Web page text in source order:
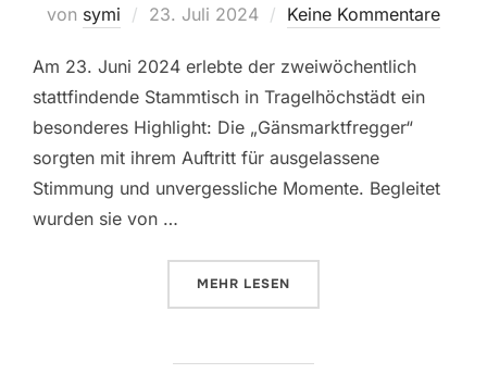
von symi
Veröffentlicht
23. Juli 2024 Keine Kommentare
Am 23. Juni 2024 erlebte der zweiwöchentlich
stattfindende Stammtisch in Tragelhöchstädt ein
besonderes Highlight: Die „Gänsmarktfregger“
sorgten mit ihrem Auftritt für ausgelassene
Stimmung und unvergessliche Momente. Begleitet
wurden sie von …
MEHR ÜBER „STAMMTISCH AM BACH:
LESEN